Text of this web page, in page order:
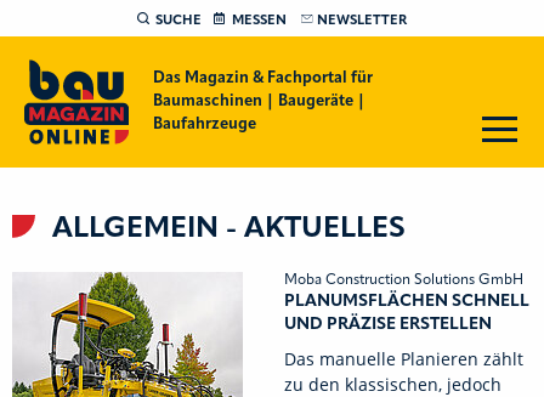
SUCHE MESSEN NEWSLETTER
Das Magazin & Fachportal für
Baumaschinen | Baugeräte |
Baufahrzeuge
ALLGEMEIN - AKTUELLES
Moba Construction Solutions GmbH
PLANUMSFLÄCHEN SCHNELL
UND PRÄZISE ERSTELLEN
Das manuelle Planieren zählt
zu den klassischen, jedoch